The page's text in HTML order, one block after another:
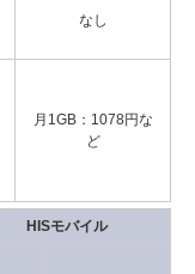
なし
月1GB：1078円な
ど
HISモバイル